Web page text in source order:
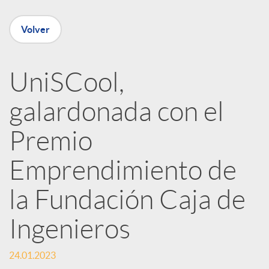
n
e
d
e
s
S
Volver
UniSCool,
galardonada con el
Premio
Emprendimiento de
la Fundación Caja de
Ingenieros
24.01.2023